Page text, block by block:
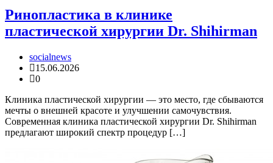
Ринопластика в клинике
пластической хирургии Dr. Shihirman
socialnews
15.06.2026
0
Клиника пластической хирургии — это место, где сбываются
мечты о внешней красоте и улучшении самочувствия.
Современная клиника пластической хирургии Dr. Shihirman
предлагают широкий спектр процедур […]